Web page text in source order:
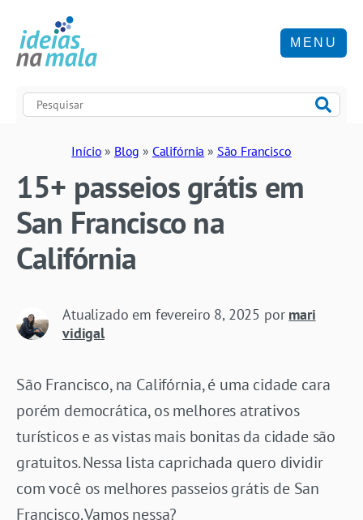
MENU
Início » Blog » Califórnia » São Francisco
15+ passeios grátis em
San Francisco na
Califórnia
Atualizado em fevereiro 8, 2025 por mari
vidigal
São Francisco, na Califórnia, é uma cidade cara
porém democrática, os melhores atrativos
turísticos e as vistas mais bonitas da cidade são
gratuitos. Nessa lista caprichada quero dividir
com você os melhores passeios grátis de San
Francisco. Vamos nessa?